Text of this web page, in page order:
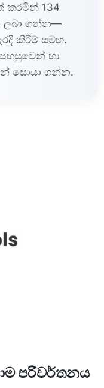
කරමින් 134
ලබා ගන්න—
කිරීම් සමඟ.
හා
සොයා ගන්න.
පරිවර්තනය